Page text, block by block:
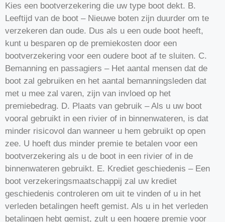
Kies een bootverzekering die uw type boot dekt. B.
Leeftijd van de boot – Nieuwe boten zijn duurder om te
verzekeren dan oude. Dus als u een oude boot heeft,
kunt u besparen op de premiekosten door een
bootverzekering voor een oudere boot af te sluiten. C.
Bemanning en passagiers – Het aantal mensen dat de
boot zal gebruiken en het aantal bemanningsleden dat
met u mee zal varen, zijn van invloed op het
premiebedrag. D. Plaats van gebruik – Als u uw boot
vooral gebruikt in een rivier of in binnenwateren, is dat
minder risicovol dan wanneer u hem gebruikt op open
zee. U hoeft dus minder premie te betalen voor een
bootverzekering als u de boot in een rivier of in de
binnenwateren gebruikt. E. Krediet geschiedenis – Een
boot verzekeringsmaatschappij zal uw krediet
geschiedenis controleren om uit te vinden of u in het
verleden betalingen heeft gemist. Als u in het verleden
betalingen hebt gemist, zult u een hogere premie voor